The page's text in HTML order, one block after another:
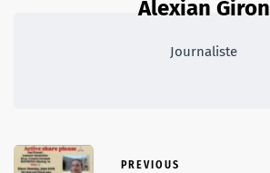
Alexian Giron
Journaliste
PREVIOUS